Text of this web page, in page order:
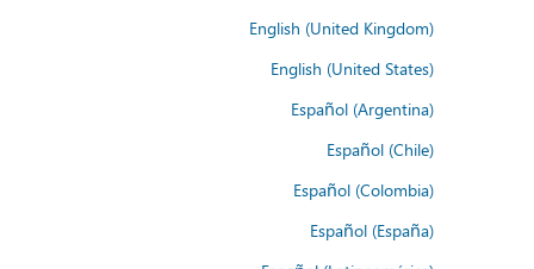
English (United Kingdom)
English (United States)
Español (Argentina)
Español (Chile)
Español (Colombia)
Español (España)